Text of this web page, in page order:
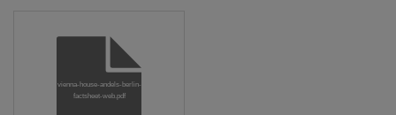
vienna-house-andels-berlin-
factsheet-web.pdf